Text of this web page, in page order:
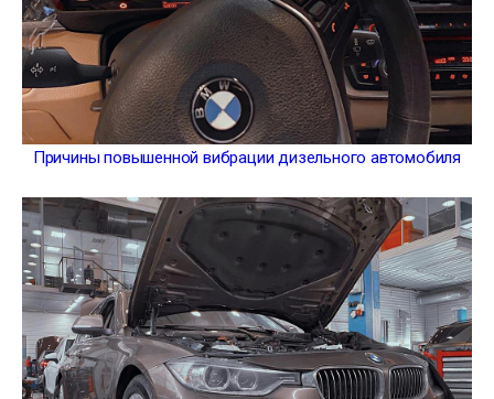
Причины повышенной вибрации дизельного автомобиля